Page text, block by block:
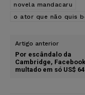
novela mandacaru
o ator que não quis
Artigo anterior
Por escândalo da
Cambridge,
multado em só US$